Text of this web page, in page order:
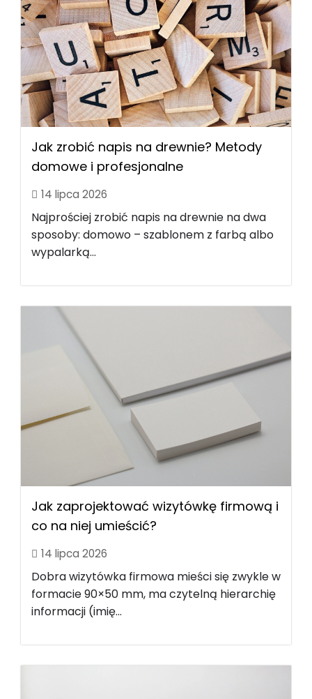
Jak zrobić napis na drewnie? Metody
domowe i profesjonalne
14 lipca 2026
Najprościej zrobić napis na drewnie na dwa
sposoby: domowo – szablonem z farbą albo
wypalarką...
Jak zaprojektować wizytówkę firmową i
co na niej umieścić?
14 lipca 2026
Dobra wizytówka firmowa mieści się zwykle w
formacie 90×50 mm, ma czytelną hierarchię
informacji (imię...